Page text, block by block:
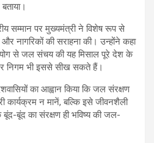
सम्मान पर मुख्यमंत्री ने विशेष रूप से
नागरिकों की सराहना की। उन्होंने कहा
से जल संचय की यह मिसाल पूरे देश के
निगम भी इससे सीख सकते हैं।
का आह्वान किया कि जल संरक्षण
न मानें, बल्कि इसे जीवनशैली
बूंद-बूंद का संरक्षण ही भविष्य की जल-